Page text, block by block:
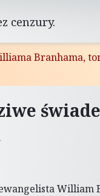
cenzury.
Branhama,
William